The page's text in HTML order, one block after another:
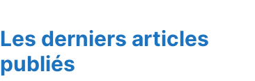
Les derniers articles
publiés